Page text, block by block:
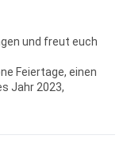
und freut euch
Feiertage, einen
Jahr 2023,